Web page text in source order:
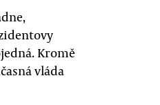
Kromě
vláda